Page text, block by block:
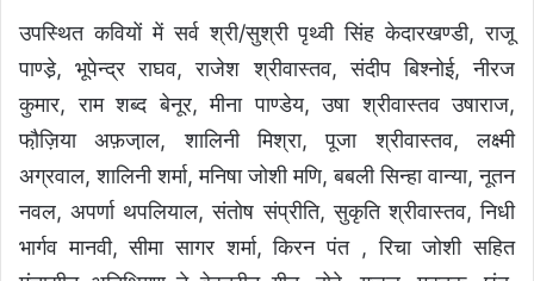
उपस्थित कवियों में सर्व श्री/सुश्री पृथ्वी सिंह केदारखण्डी, राजू
पाण्डे़, भूपेन्द्र राघव, राजेश श्रीवास्तव, संदीप बिश्नोई, नीरज
कुमार, राम शब्द बेनूर, मीना पाण्डेय, उषा श्रीवास्तव उषाराज,
फौ़ज़िया अफ़जा़ल, शालिनी मिश्रा, पूजा श्रीवास्तव, लक्ष्मी
अग्रवाल, शालिनी शर्मा, मनिषा जोशी मणि, बबली सिन्हा वान्या, नूतन
नवल, अपर्णा थपलियाल, संतोष संप्रीति, सुकृति श्रीवास्तव, निधी
भार्गव मानवी, सीमा सागर शर्मा, किरन पंत , रिचा जोशी सहित